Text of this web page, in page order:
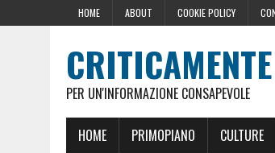
HOME ABOUT COOKIE POLICY
CRITICAMENTE
PER UN'INFORMAZIONE CONSAPEVOLE
HOME PRIMOPIANO CULTURE